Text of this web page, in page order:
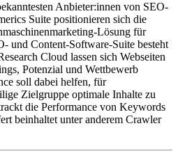
Anbieter:innen von SEO-
Suite positionieren sich die
Lösung für
und Content-Software-Suite besteht
Cloud lassen sich Webseiten
Potenzial und Wettbewerb
soll dabei helfen, für
Zielgruppe optimale Inhalte zu
die Performance von Keywords
beinhaltet unter anderem Crawler